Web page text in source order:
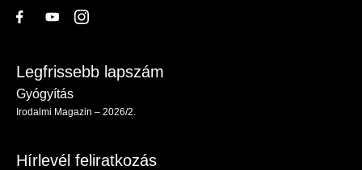
Legfrissebb lapszám
Gyógyítás
Irodalmi Magazin – 2026/2.
Hírlevél feliratkozás